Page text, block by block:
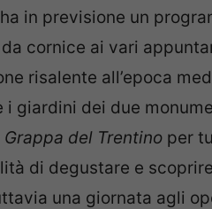
in previsione un
cornice ai vari
risalente all’epoca
i giardini dei due
del Trentino per
di degustare e
una giornata agli